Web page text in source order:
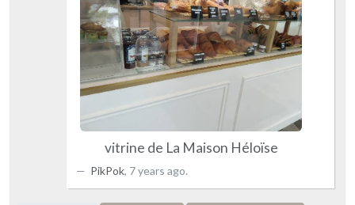
vitrine de La Maison Héloïse
PikPok, 7 years ago.